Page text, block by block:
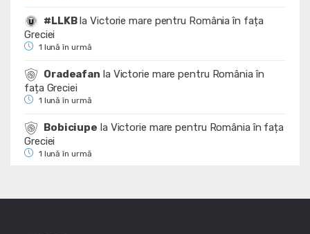
#LLKBlaVictorie mare pentru România în fața
Greciei
1 lună în urmă
Oradeafan la Victorie mare pentru România în
fața Greciei
1 lună în urmă
Bobiciupe la Victorie mare pentru România în fața
Greciei
1 lună în urmă